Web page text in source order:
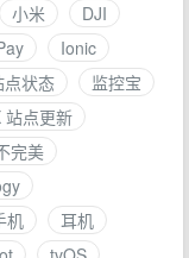
小米
DJI
Ionic
点状态
监控宝
站点更新
完美
机
耳机